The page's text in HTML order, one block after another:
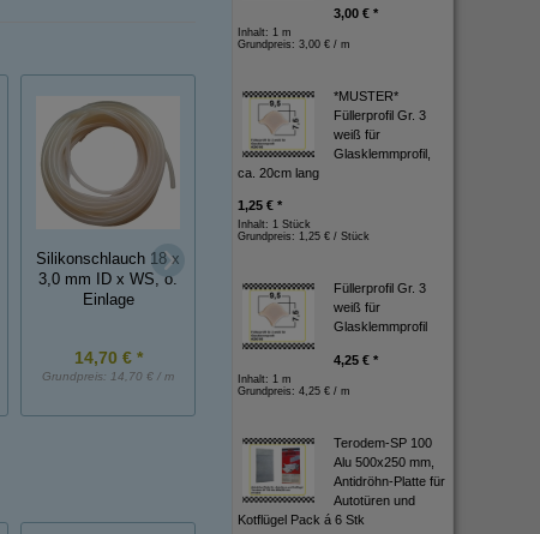
Silikonschlauch 18 x
3,0 mm ID x WS, o.
Einlage
14,70 € *
Grundpreis: 14,70 € / m
3,0 mm ID x WS, o.
Einlage
Grundpreis:
1,5 mm ID x WS,
3,00 € *
Inhalt: 1 m
Grundpreis: 3,00 € / m
*MUSTER*
Füllerprofil Gr. 3
weiß für
Glasklemmprofil,
ca. 20cm lang
1,25 € *
Inhalt: 1 Stück
Grundpreis: 1,25 € / Stück
Füllerprofil Gr. 3
weiß für
Glasklemmprofil
4,25 € *
Inhalt: 1 m
Grundpreis: 4,25 € / m
Terodem-SP 100
Alu 500x250 mm,
Antidröhn-Platte für
Autotüren und
Kotflügel Pack á 6 Stk